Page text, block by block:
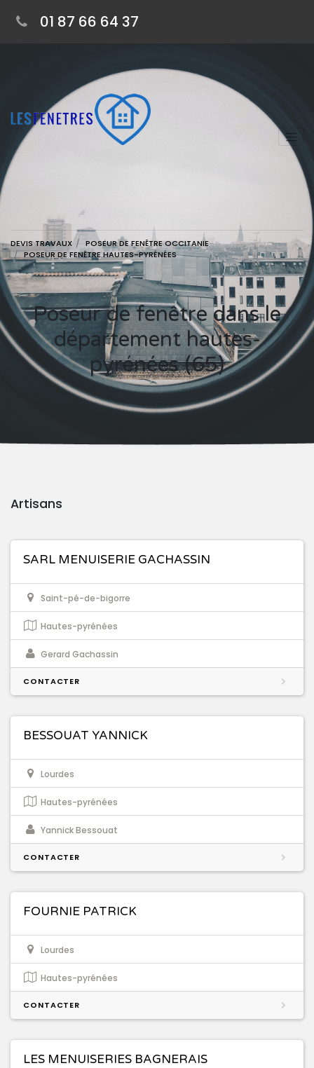
01 87 66 64 37
DEVIS TRAVAUX
POSEUR DE FENÊTRE OCCITANIE
POSEUR DE FENÊTRE HAUTES-PYRÉNÉES
Poseur de fenêtre dans le
département hautes-
pyrénées (65)
Artisans
SARL MENUISERIE GACHASSIN
Saint-pé-de-bigorre
Hautes-pyrénées
Gerard Gachassin
CONTACTER
BESSOUAT YANNICK
Lourdes
Hautes-pyrénées
Yannick Bessouat
CONTACTER
FOURNIE PATRICK
Lourdes
Hautes-pyrénées
CONTACTER
LES MENUISERIES BAGNERAIS